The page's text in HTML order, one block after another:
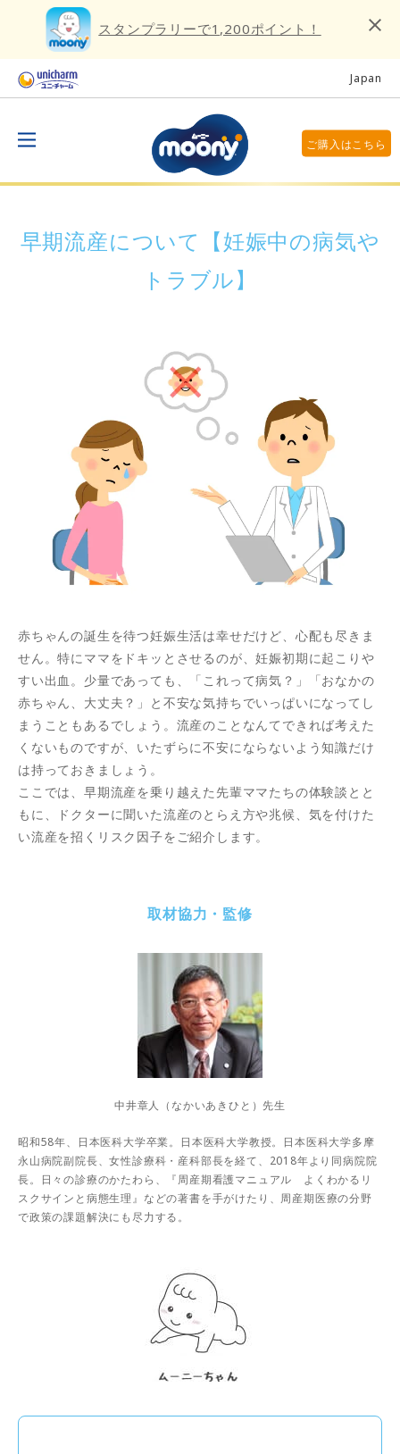
スタンプラリーで1,200ポイント！
Japan
ご購入はこちら
早期流産について【妊娠中の病気や
トラブル】
赤ちゃんの誕生を待つ妊娠生活は幸せだけど、心配も尽きま
せん。特にママをドキッとさせるのが、妊娠初期に起こりや
すい出血。少量であっても、「これって病気？」「おなかの
赤ちゃん、大丈夫？」と不安な気持ちでいっぱいになってし
まうこともあるでしょう。流産のことなんてできれば考えた
くないものですが、いたずらに不安にならないよう知識だけ
は持っておきましょう。
ここでは、早期流産を乗り越えた先輩ママたちの体験談とと
もに、ドクターに聞いた流産のとらえ方や兆候、気を付けた
い流産を招くリスク因子をご紹介します。
取材協力・監修
中井章人（なかいあきひと）先生
昭和58年、日本医科大学卒業。日本医科大学教授。日本医科大学多摩
永山病院副院長、女性診療科・産科部長を経て、2018年より同病院院
長。日々の診療のかたわら、『周産期看護マニュアル よくわかるリ
スクサインと病態生理』などの著書を手がけたり、周産期医療の分野
で政策の課題解決にも尽力する。